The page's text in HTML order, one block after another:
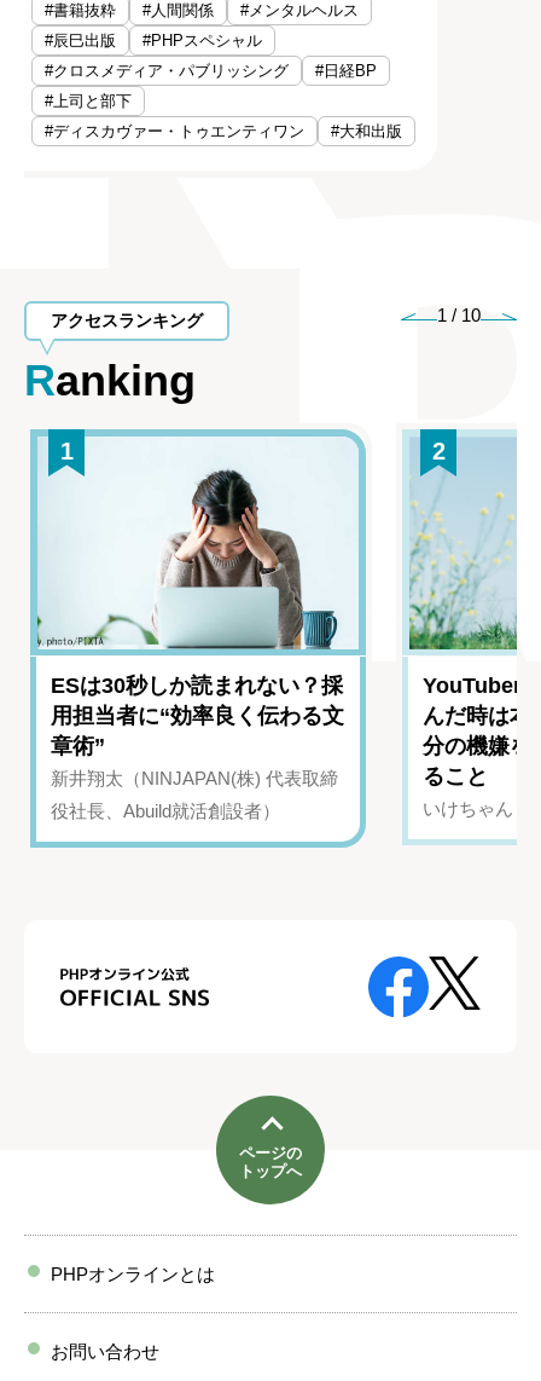
#書籍抜粋 #人間関係
#メンタルヘルス
#辰巳出版
#PHPスペシャル
#クロスメディア・パブリッシング
#日経BP
#上司と部下
#ディスカヴァー・トゥエンティワン
#大和出版
アクセスランキング
Ranking
1 / 10
1
ESは30秒しか読まれない？採
用担当者に“効率良く伝わる文
章術”
新井翔太（NINJAPAN(株) 代表取締
役社長、Abuild就活創設者）
2
YouTuber
んだ時は
分の機嫌を
ること
いけちゃん（
ページの
トップへ
PHPオンラインとは
お問い合わせ